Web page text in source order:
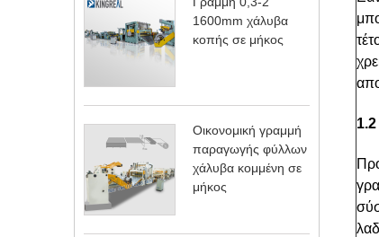
1600mm χάλυβα
κοπής σε μήκος
Οικονομική γραμμή
παραγωγής φύλλων
χάλυβα κομμένη σε
μήκος